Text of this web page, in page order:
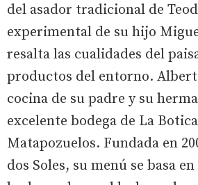
del asador tradicional de
experimental de su hijo
resalta las cualidades del
productos del entorno.
cocina de su padre y su
excelente bodega de La
Matapozuelos. Fundada en
dos Soles, su menú se basa